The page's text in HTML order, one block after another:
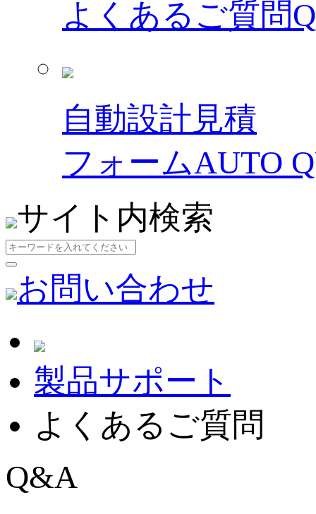
よくあるご質問
自動設計見積
フォームAUTO
サイト内検索
お問い合わせ
製品サポート
よくあるご質問
Q&A